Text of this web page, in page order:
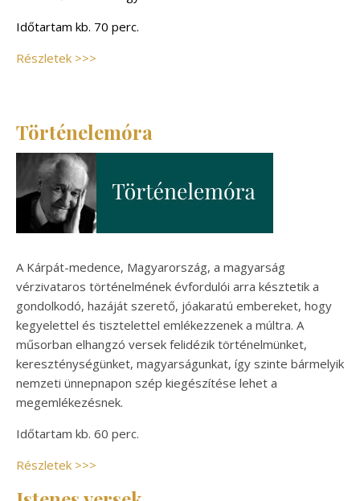
Időtartam kb. 70 perc.
Részletek >>>
Történelemóra
A Kárpát-medence, Magyarország, a magyarság
vérzivataros történelmének évfordulói arra késztetik a
gondolkodó, hazáját szerető, jóakaratú embereket, hogy
kegyelettel és tisztelettel emlékezzenek a múltra. A
műsorban elhangzó versek felidézik történelmünket,
kereszténységünket, magyarságunkat, így szinte bármelyik
nemzeti ünnepnapon szép kiegészítése lehet a
megemlékezésnek.
Időtartam kb. 60 perc.
Részletek >>>